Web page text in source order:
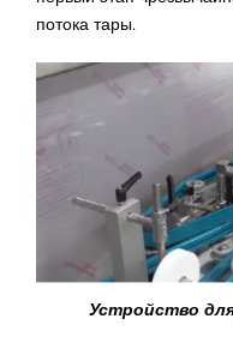
потока тары.
Устройство